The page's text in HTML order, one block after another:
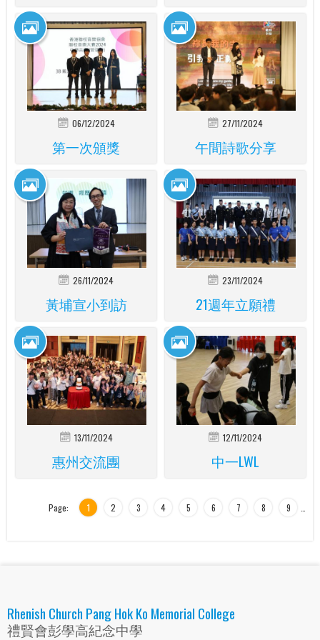
06/12/2024
第一次頒獎
27/11/2024
午間詩歌分享
26/11/2024
黃埔宣小到訪
23/11/2024
21週年立願禮
13/11/2024
惠州交流團
12/11/2024
中一LWL
Page: 1 2 3 4 5 6 7 8 9
Rhenish Church Pang Hok Ko Memorial College
禮賢會彭學高紀念中學